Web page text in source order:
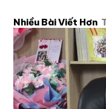
Nhiều Bài Viết Hơn